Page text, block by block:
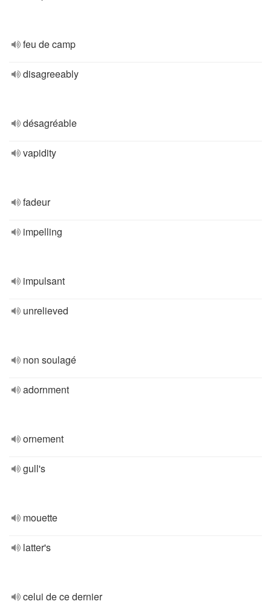
feu de camp
disagreeably
désagréable
vapidity
fadeur
impelling
impulsant
unrelieved
non soulagé
adornment
ornement
gull's
mouette
latter's
celui de ce dernier